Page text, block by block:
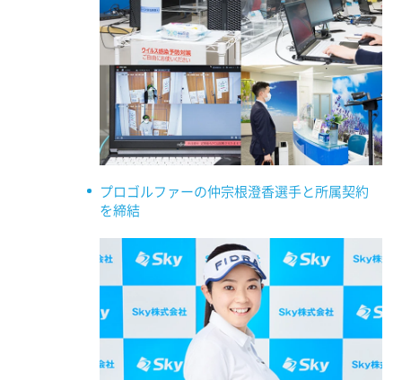
プロゴルファーの仲宗根澄香選手と所属契約
を締結